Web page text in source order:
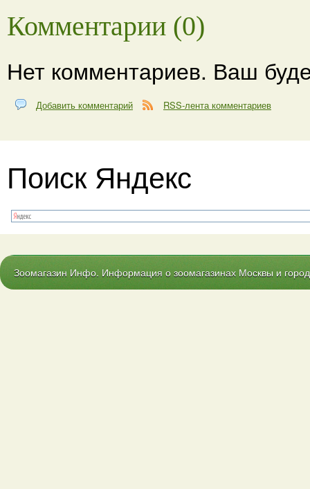
Комментарии (0)
Нет комментариев. Ваш
Добавить комментарий RSS-лента комментариев
Поиск Яндекс
Зоомагазин Инфо. Информация о зоомагазинах Москвы и